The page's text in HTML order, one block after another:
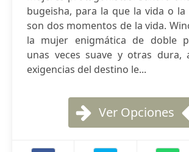
bugeisha, para la que la vida o
son dos momentos de la vida.
la mujer enigmática de doble
unas veces suave y otras dura,
exigencias del destino le...
Ver Opciones